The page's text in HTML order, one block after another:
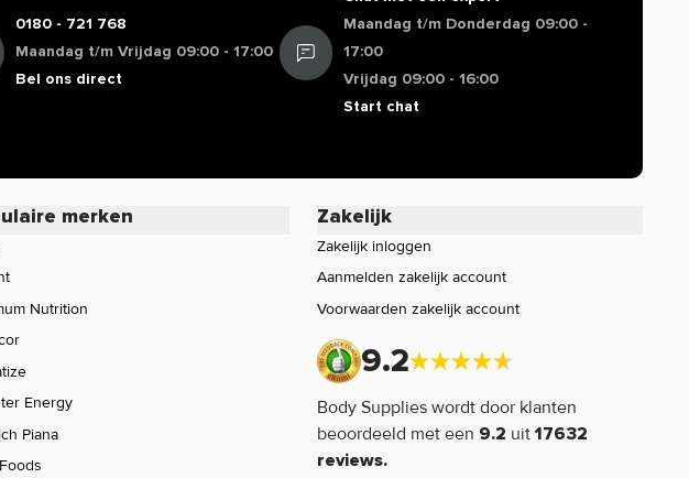
0180 - 721 768
Maandag t/m Vrijdag 09:00 - 17:00
Bel ons direct
Maandag t/m Donderdag 09:00 -
17:00
Vrijdag 09:00 - 16:00
Start chat
merken
Nutrition
Energy
Piana
Zakelijk
Zakelijk inloggen
Aanmelden zakelijk account
Voorwaarden zakelijk account
9.2
Body Supplies wordt door klanten
beoordeeld met een 9.2 uit17632
reviews.